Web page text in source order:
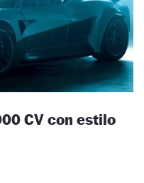
CV con estilo